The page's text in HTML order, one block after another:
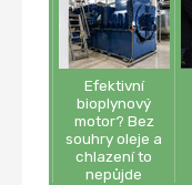
Efektivní
bioplynový
motor? Bez
souhry oleje a
chlazení to
nepůjde